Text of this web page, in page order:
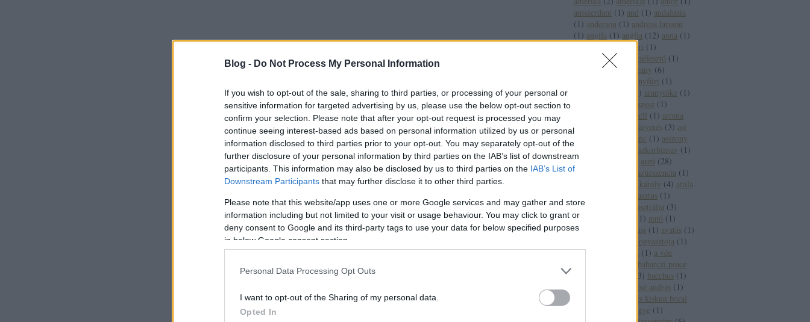
Blog - Do Not Process My Personal Information
If you wish to opt-out of the sale, sharing to third parties, or processing of your personal or
sensitive information for targeted advertising by us, please use the below opt-out section to
confirm your selection. Please note that after your opt-out request is processed you may
continue seeing interest-based ads based on personal information utilized by us or personal
information disclosed to third parties prior to your opt-out. You may separately opt-out of the
further disclosure of your personal information by third parties on the IAB’s list of downstream
participants. This information may also be disclosed by us to third parties on the IAB’s List of
Downstream Participants that may further disclose it to other third parties.
Please note that this website/app uses one or more Google services and may gather and store
information including but not limited to your visit or usage behaviour. You may click to grant or
deny consent to Google and its third-party tags to use your data for below specified purposes
in below Google consent section.
Personal Data Processing Opt Outs
I want to opt-out of the Sharing of my personal data.
Opted In
amszerdam ( 1 ) and ( 1 ) andalúzia
( 1 ) anderson ( 1 ) andreas larsson
( 1 ) angila ( 1 ) anglia ( 12) anna ( 1 )
antinori ( 1 )
antioxidáns ( anyaélesztő ( 1 )
apeh arany (6)
aranyfürt ( 1 )
) aranytőke ( 1 )
arcszesz ( 1 )
árkartell ( 1 ) aroma
(
árverés (3) asi
assisi szent ferenc ( 1 ) asszony
aszkorbinsav ( 1 )
asztala
aszú (28)
aszúesszencia
aszúeszencia ( 1 )
áts károly (4) attila
augusztus ( 1 )
augusztus 20
ausztrália (3)
ausztria
1 ) autó ( 1 )
autoverseny
avasi ( 1 ) avatás ( 1 )
az év borfogyasztója ( 1 )
az új
a hét bora ( 1 ) a vén
babarczi pince
3) bacchus ( 1 )
bacsó andrás ( 1 )
bács kiskun borai
bács kiskun megye ( 1 )